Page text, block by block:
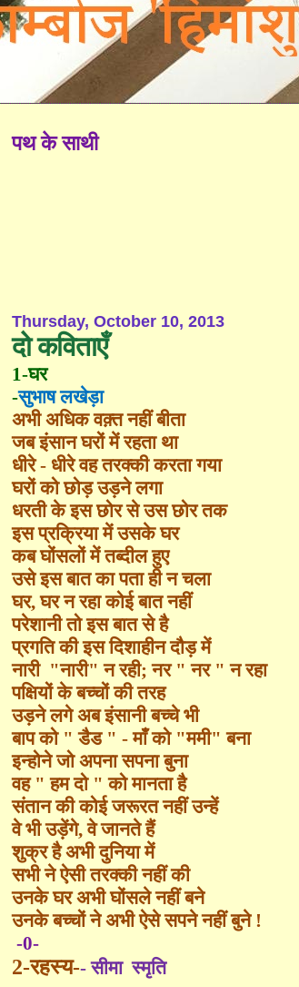
पथ के साथी
Thursday, October 10, 2013
दो कविताएँ
1-घर
-सुभाष लखेड़ा
अभी अधिक वक़्त नहीं बीता
जब इंसान घरों में रहता था
धीरे - धीरे वह तरक्की करता गया
घरों को छोड़ उड़ने लगा
धरती के इस छोर से उस छोर तक
इस प्रक्रिया में उसके घर
कब घोंसलों में तब्दील हुए
उसे इस बात का पता ही न चला
घर,घर न रहा कोई बात नहीं
परेशानी तो इस बात से है
प्रगति की इस दिशाहीन दौड़ में
नारी "नारी"न रही;नर"नर"न रहा
पक्षियों के बच्चों की तरह
उड़ने लगे अब इंसानी बच्चे भी
बाप को"डैड" -माँ को"ममी"बना
इन्होने जो अपना सपना बुना
वह"हम दो"को मानता है
संतान की कोई जरूरत नहीं उन्हें
वे भी उड़ेंगे,वे जानते हैं
शुक्र है अभी दुनिया में
सभी ने ऐसी तरक्की नहीं की
उनके घर अभी घोंसले नहीं बने
उनके बच्चों ने अभी ऐसे सपने नहीं बुने !
-0-
2-रहस्य--सीमा स्मृति